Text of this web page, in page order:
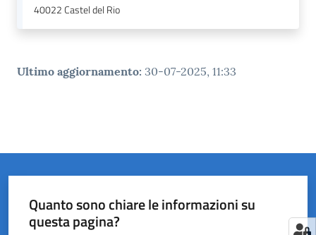
40022Castel del Rio
Ultimo aggiornamento: 30-07-2025, 11:33
Quanto sono chiare le informazioni su
questa pagina?